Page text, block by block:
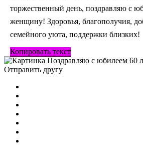
торжественный день, поздравляю с
женщину! Здоровья, благополучия,
семейного уюта, поддержки близких!
Копировать текст
Отправить другу